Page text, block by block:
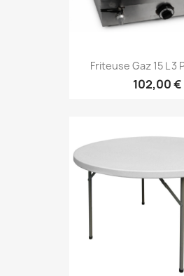
Friteuse Gaz 15 L 3
102,00 €